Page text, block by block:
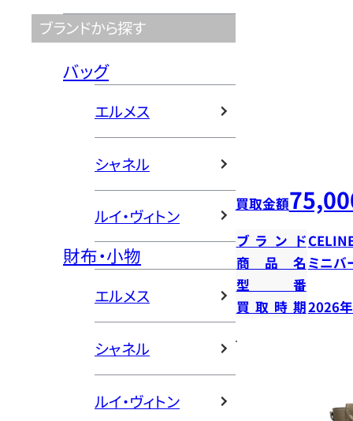
ブランドから探す
バッグ
エルメス
シャネル
ルイ・ヴィトン
財布・小物
エルメス
シャネル
ルイ・ヴィトン
買取金額
ブランド
商品名 ミニバ
型番
買取時期2026